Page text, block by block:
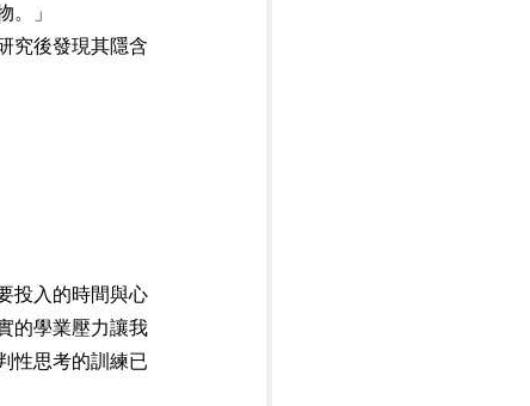
。」
究後發現其隱含
簡單。」
投入的時間與心
的學業壓力讓我
性思考的訓練已